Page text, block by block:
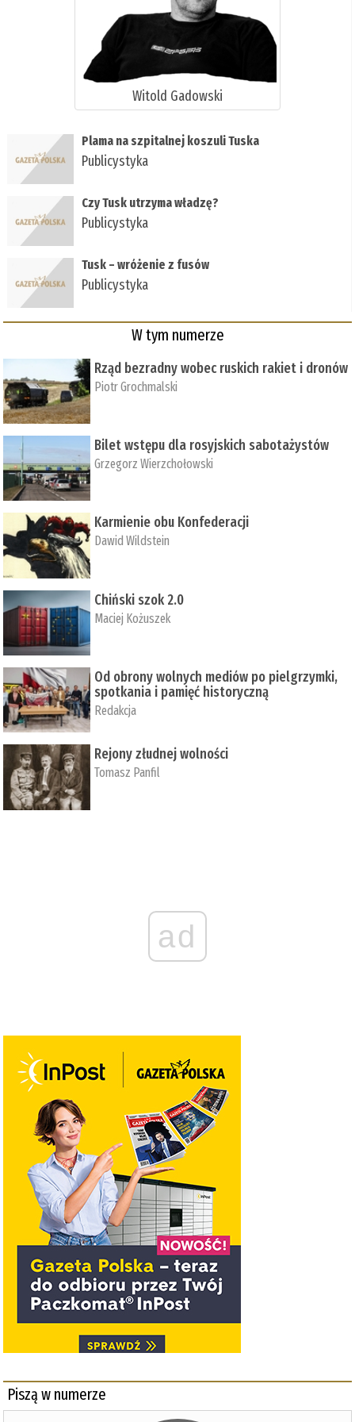
Witold Gadowski
Plama na szpitalnej koszuli Tuska
Publicystyka
Czy Tusk utrzyma władzę?
Publicystyka
Tusk – wróżenie z fusów
Publicystyka
W tym numerze
Rząd bezradny wobec ruskich rakiet i dronów
Piotr Grochmalski
Bilet wstępu dla rosyjskich sabotażystów
Grzegorz Wierzchołowski
Karmienie obu Konfederacji
Dawid Wildstein
Chiński szok 2.0
Maciej Kożuszek
Od obrony wolnych mediów po pielgrzymki,
spotkania i pamięć historyczną
Redakcja
Rejony złudnej wolności
Tomasz Panfil
ad
Piszą w numerze